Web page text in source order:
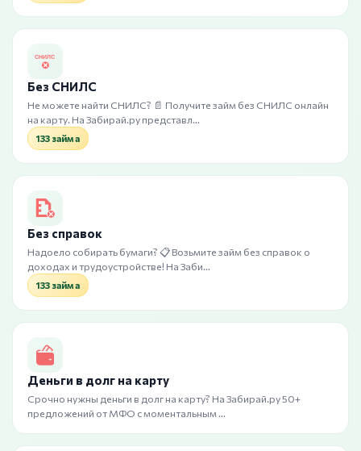
Без СНИЛС
Не можете найти СНИЛС? 📄 Получите займ без СНИЛС онлайн
на карту. На Забирай.ру представл…
133 займа
Без справок
Надоело собирать бумаги? 📋 Возьмите займ без справок о
доходах и трудоустройстве! На Заби…
133 займа
Деньги в долг на карту
Срочно нужны деньги в долг на карту? На Забирай.ру 50+
предложений от МФО с моментальным …